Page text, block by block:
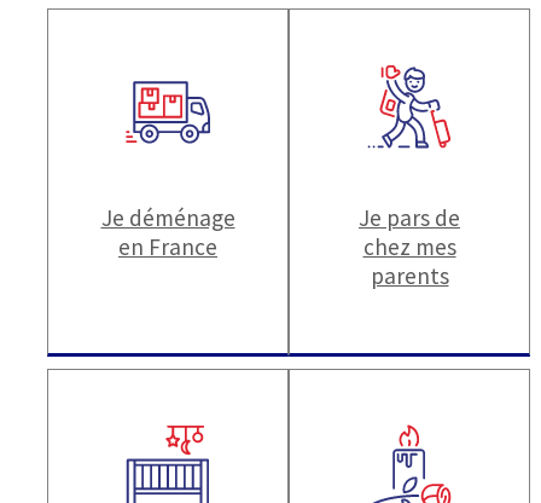
Je déménage
en France
Je pars de
chez mes
parents